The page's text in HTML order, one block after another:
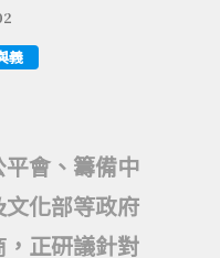
義
會、籌備中
化部等政府
正研議針對